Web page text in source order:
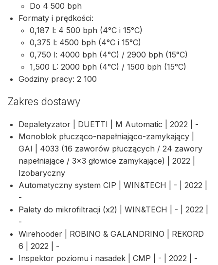
Do 4 500 bph
Formaty i prędkości:
0,187 l: 4 500 bph (4°C i 15°C)
0,375 l: 4500 bph (4°C i 15°C)
0,750 l: 4000 bph (4°C) / 2900 bph (15°C)
1,500 L: 2000 bph (4°C) / 1500 bph (15°C)
Godziny pracy: 2 100
Zakres dostawy
Depaletyzator | DUETTI | M Automatic | 2022 | -
Monoblok płucząco-napełniająco-zamykający |
GAI | 4033 (16 zaworów płuczących / 24 zawory
napełniające / 3×3 głowice zamykające) | 2022 |
Izobaryczny
Automatyczny system CIP | WIN&TECH | - | 2022 |
-
Palety do mikrofiltracji (x2) | WIN&TECH | - | 2022 |
-
Wirehooder | ROBINO & GALANDRINO | REKORD
6 | 2022 | -
Inspektor poziomu i nasadek | CMP | - | 2022 | -